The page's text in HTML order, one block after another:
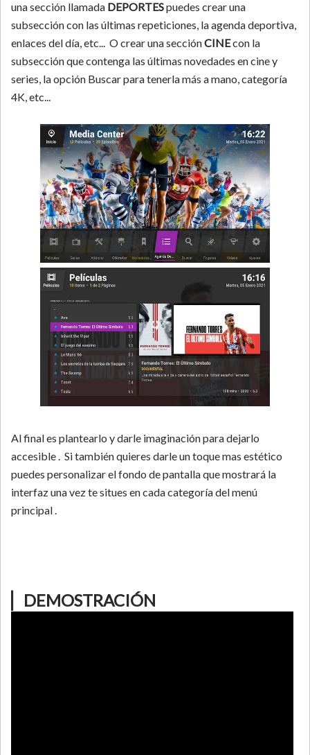
una sección llamada DEPORTESpuedes crear una
subsección con las últimas repeticiones, la agenda deportiva,
enlaces del día, etc... O crear una secciónCINEcon la
subsección que contenga las últimas novedades en cine y
series, la opción Buscar para tenerla más a mano, categoría
4K, etc...
Al final es plantearlo y darle imaginación para dejarlo
accesible . Si también quieres darle un toque mas estético
puedes personalizar el fondo de pantalla que mostrará la
interfaz una vez te situes en cada categoría del menú
principal .
▏DEMOSTRACIÓN